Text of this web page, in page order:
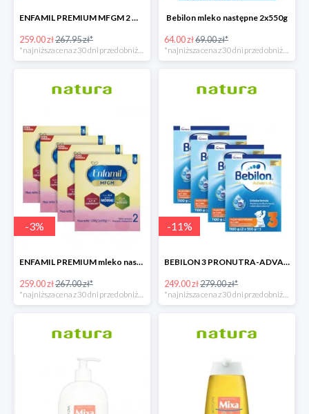
ENFAMIL PREMIUM MFGM 2 MLEKO NASTĘPNE POWYŻEJ 6. MIESIĄCA ŻYCIA
259.00 zł267.95 zł*
Bebilon mleko następne 2x550g
64.00 zł69.00 zł*
-3%
ENFAMIL PREMIUM mleko następne 4x1200 G
259.00 zł267.00 zł*
-11%
BEBILON 3 PRONUTRA-ADVANCE mleko modyfikowane 4x1100g
249.00 zł279.00 zł*